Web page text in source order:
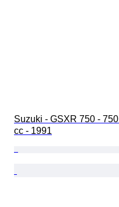
Suzuki - GSXR 750 - 750
cc - 1991